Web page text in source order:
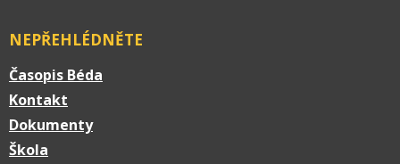
NEPŘEHLÉDNĚTE
Časopis Béda
Kontakt
Dokumenty
Škola